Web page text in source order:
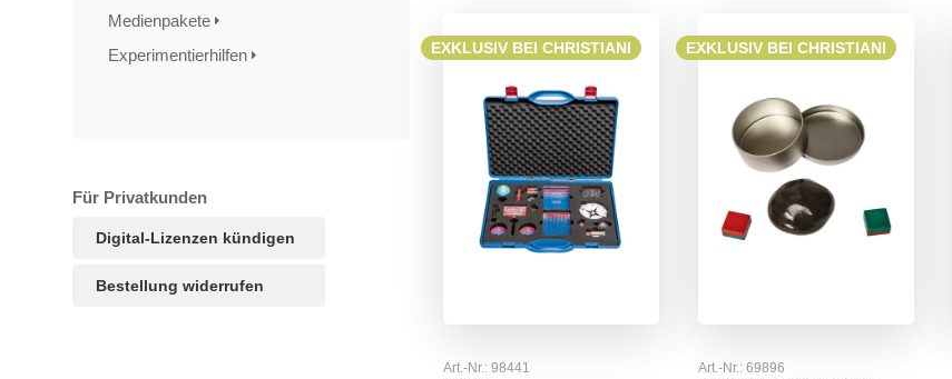
Medienpakete
Experimentierhilfen
Für Privatkunden
Digital-Lizenzen kündigen
Bestellung widerrufen
EXKLUSIV BEI CHRISTIANI
Art.-Nr.: 98441
EXKLUSIV BEI CHRISTIANI
Art.-Nr.: 69896